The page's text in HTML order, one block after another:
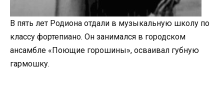
В пять лет Родиона отдали в музыкальную школу по
классу фортепиано. Он занимался в городском
ансамбле «Поющие горошины», осваивал губную
гармошку.